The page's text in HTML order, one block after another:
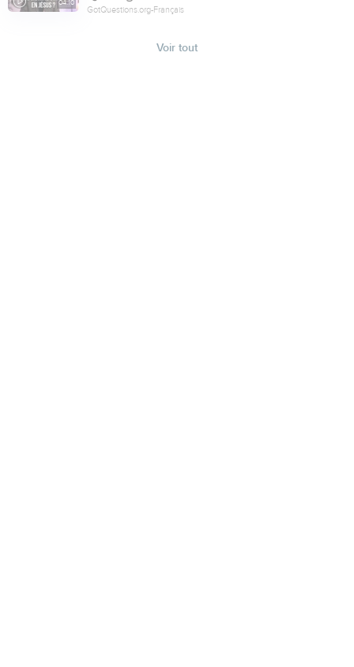
04:10
GotQuestions.org-Français
Voir tout